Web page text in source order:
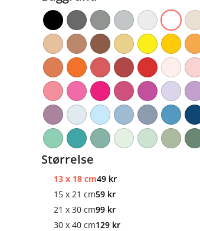
Størrelse
13 x 18 cm49 kr
15 x 21 cm59 kr
21 x 30 cm99 kr
30 x 40 cm129 kr